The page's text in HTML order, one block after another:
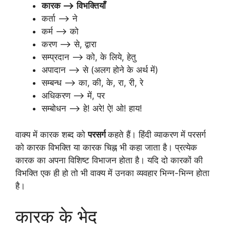
कारक —-> विभक्तियाँ
कर्ता —-> ने
कर्म —-> को
करण —-> से, द्वारा
सम्प्रदान —-> को, के लिये, हेतु
अपादान —-> से (अलग होने के अर्थ में)
सम्बन्ध —-> का, की, के, रा, री, रे
अधिकरण —-> में, पर
सम्बोधन —-> हे! अरे! ऐ! ओ! हाय!
वाक्य में कारक शब्द कोपरसर्गकहते हैं। हिंदी व्याकरण में परसर्ग
को कारक विभक्ति या कारक चिह्न भी कहा जाता है। प्रत्येक
कारक का अपना विशिष्ट विभाजन होता है। यदि दो कारकों की
विभक्ति एक ही हो तो भी वाक्य में उनका व्यवहार भिन्न-भिन्न होता
है।
कारक के भेद